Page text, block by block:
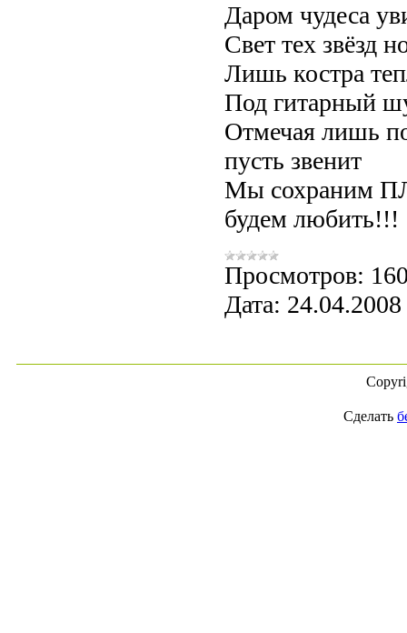
Даром чудеса
Свет тех звёзд
Лишь костра
Под гитарный
Отмечая лишь
пусть звенит
Мы сохраним
будем любить!!!
Просмотров:
Дата: 24.04.2008
Сделать